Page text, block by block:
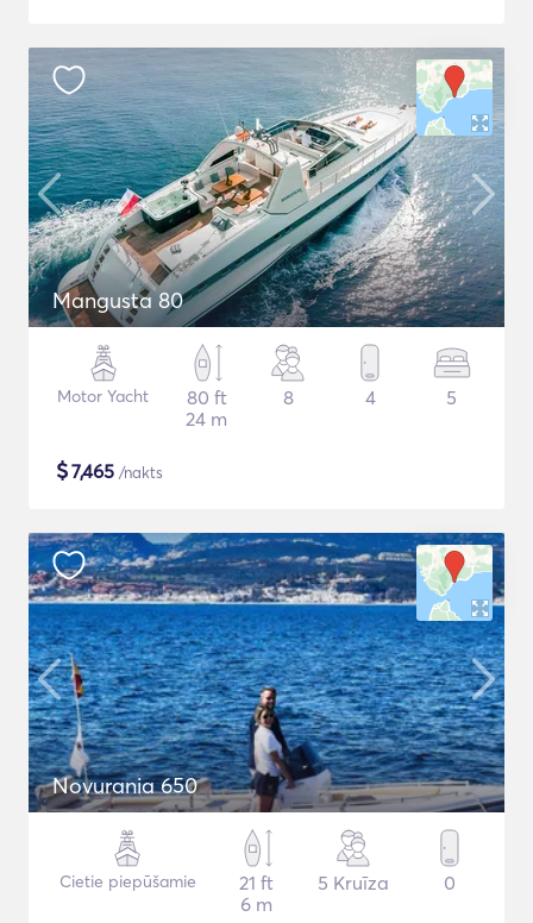
Mangusta 80
Motor Yacht
80 ft
24 m
8 4 5
$7,465 /nakts
Novurania 650
Cietie piepūšamie
21 ft
6 m
5 Kruīza 0